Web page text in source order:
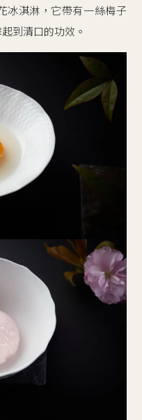
冰淇淋，它帶有一絲梅子
到清口的功效。